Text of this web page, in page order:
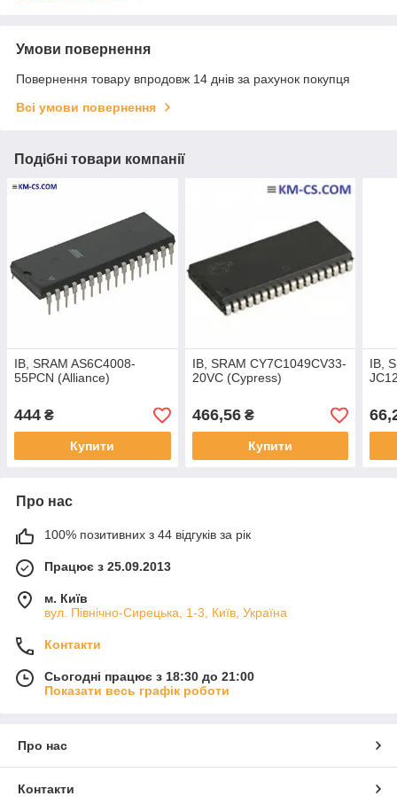
Умови повернення
Повернення товару впродовж 14 днів за рахунок покупця
Всі умови повернення
Подібні товари компанії
ІВ, SRAM AS6C4008-
55PCN (Alliance)
444 ₴
Купити
ІВ, SRAM CY7C1049CV33-
20VC (Cypress)
466,56₴
Купити
ІВ,
Про нас
100% позитивних з 44 відгуків за рік
Працює з 25.09.2013
м. Київ
вул. Північно-Сирецька, 1-3, Київ, Україна
Контакти
Сьогодні працює з 18:30 до 21:00
Показати весь графік роботи
Про нас
Контакти